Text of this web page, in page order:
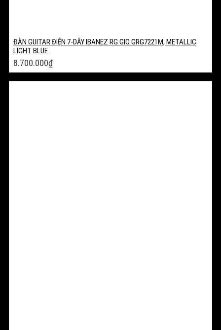
ĐÀN GUITAR ĐIỆN 7-DÂY IBANEZ RG GIO GRG7221M, METALLIC
LIGHT BLUE
8.700.000₫